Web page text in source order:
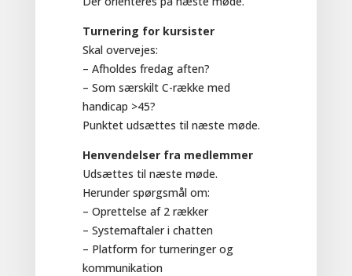
Turnering for kursister
Skal overvejes:
– Afholdes fredag aften?
– Som særskilt C-række med
handicap >45?
Punktet udsættes til næste møde.
Henvendelser fra medlemmer
Udsættes til næste møde.
Herunder spørgsmål om:
– Oprettelse af 2 rækker
– Systemaftaler i chatten
– Platform for turneringer og
kommunikation